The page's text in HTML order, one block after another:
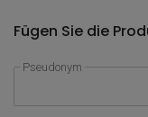
Fügen Sie die
Pseudonym